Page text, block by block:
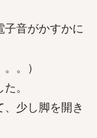
子音がかすかに
。）
。
少し脚を開き